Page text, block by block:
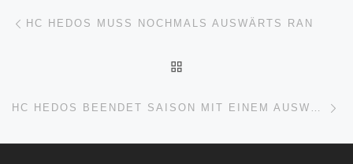
Beitragsnavigation
HC HEDOS MUSS NOCHMALS AUSWÄRTS RAN
HC HEDOS BEENDET SAISON MIT EINEM AUSWÄRTSSIEG